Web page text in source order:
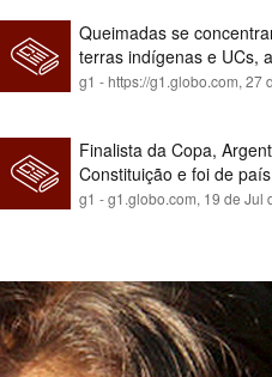
Queimadas se
terras indígenas e UCs,
g1 - https://g1.globo.com, 27
Finalista da Copa,
Constituição e foi de
g1 - g1.globo.com, 19 de Jul